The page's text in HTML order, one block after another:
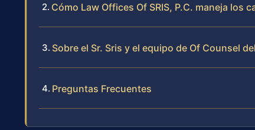
Cómo Law Offices Of SRIS, P.C. maneja
Sobre el Sr. Sris y el equipo de Of Counsel
Preguntas Frecuentes